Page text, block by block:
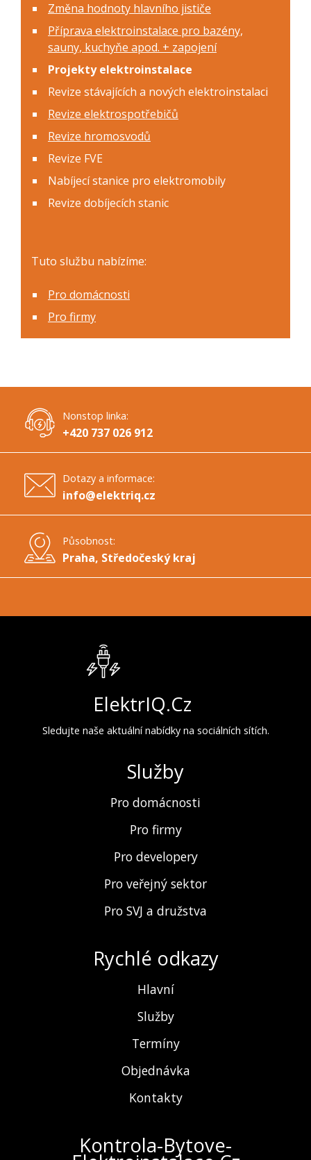
Změna hodnoty hlavního jističe
Příprava elektroinstalace pro bazény,
sauny, kuchyňe apod. + zapojení
Projekty elektroinstalace
Revize stávajících a nových elektroinstalaci
Revize elektrospotřebičů
Revize hromosvodů
Revize FVE
Nabíjecí stanice pro elektromobily
Revize dobíjecích stanic
Tuto službu nabízíme:
Pro domácnosti
Pro firmy
Nonstop linka:
+420 737 026 912
Dotazy a informace:
info@elektriq.cz
Působnost:
Praha, Středočeský kraj
ElektrIQ.Cz
Sledujte naše aktuální nabídky na sociálních sítích.
Služby
Pro domácnosti
Pro firmy
Pro developery
Pro veřejný sektor
Pro SVJ a družstva
Rychlé odkazy
Hlavní
Služby
Termíny
Objednávka
Kontakty
Kontrola-Bytove-